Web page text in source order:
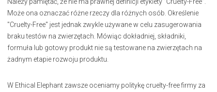
Może ona oznaczać różne rzeczy dla różnych osób. Określenie
"Cruelty-Free" jest jednak zwykle używane w celu zasugerowania
braku testów na zwierzętach. Mówiąc dokładniej, składniki,
formuła lub gotowy produkt nie są testowane na zwierzętach na
żadnym etapie rozwoju produktu.
W Ethical Elephant zawsze oceniamy politykę cruelty-free firmy za